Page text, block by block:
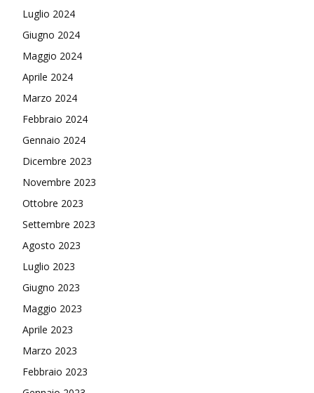
Luglio 2024
Giugno 2024
Maggio 2024
Aprile 2024
Marzo 2024
Febbraio 2024
Gennaio 2024
Dicembre 2023
Novembre 2023
Ottobre 2023
Settembre 2023
Agosto 2023
Luglio 2023
Giugno 2023
Maggio 2023
Aprile 2023
Marzo 2023
Febbraio 2023